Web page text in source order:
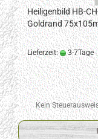
Heiligenbild HB-
Goldrand
Lieferzeit: 3-7Tage
Kein